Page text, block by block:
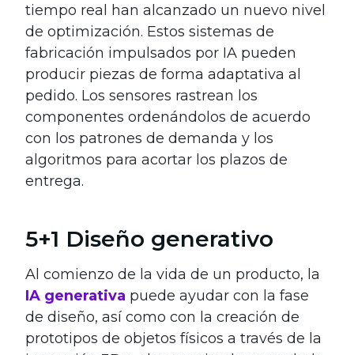
tiempo real han alcanzado un nuevo nivel
de optimización. Estos sistemas de
fabricación impulsados ​​por IA pueden
producir piezas de forma adaptativa al
pedido. Los sensores rastrean los
componentes ordenándolos de acuerdo
con los patrones de demanda y los
algoritmos para acortar los plazos de
entrega.
5+1 Diseño generativo
Al comienzo de la vida de un producto, la
IA generativa puede ayudar con la fase
de diseño, así como con la creación de
prototipos de objetos físicos a través de la